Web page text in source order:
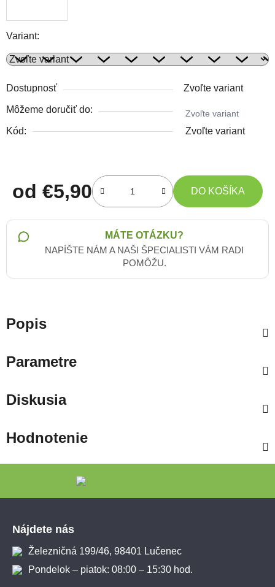
Variant:
Dostupnosť Zvoľte variant
Môžeme doručiť do: Zvoľte variant
Kód: Zvoľte variant
od €5,90 DO KOŠÍKA
MÁTE OTÁZKU?
NAPÍŠTE NÁM A NAŠI ŠPECIALISTI VÁM RADI
POMÔŽU.
Popis
Parametre
Diskusia
Hodnotenie
Nájdete nás
Železničná 199/46, 98401 Lučenec
Pondelok – piatok: 08:00 – 15:30 hod.